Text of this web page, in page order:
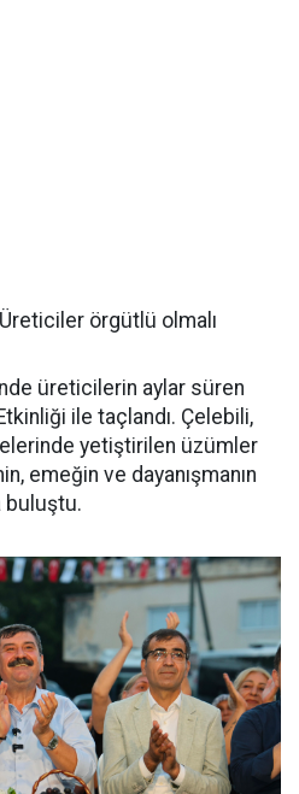
Üreticiler örgütlü olmalı
üreticilerin aylar süren
ile taçlandı. Çelebili,
yetiştirilen üzümler
emeğin ve dayanışmanın
buluştu.